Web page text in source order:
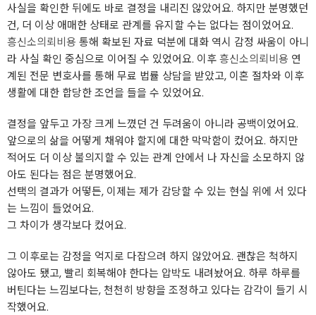
사실을 확인한 뒤에도 바로 결정을 내리진 않았어요. 하지만 분명했던
건, 더 이상 애매한 상태로 관계를 유지할 수는 없다는 점이었어요.
흥신소의뢰비용 통해 확보된 자료 덕분에 대화 역시 감정 싸움이 아니
라 사실 확인 중심으로 이어질 수 있었어요. 이후흥신소의뢰비용 연
계된 전문 변호사를 통해 무료 법률 상담을 받았고, 이혼 절차와 이후
생활에 대한 합당한 조언을 들을 수 있었어요.
결정을 앞두고 가장 크게 느꼈던 건 두려움이 아니라 공백이었어요.
앞으로의 삶을 어떻게 채워야 할지에 대한 막막함이 컸어요. 하지만
적어도 더 이상 불의지할 수 있는 관계 안에서 나 자신을 소모하지 않
아도 된다는 점은 분명했어요.
선택의 결과가 어떻든, 이제는 제가 감당할 수 있는 현실 위에 서 있다
는 느낌이 들었어요.
그 차이가 생각보다 컸어요.
그 이후로는 감정을 억지로 다잡으려 하지 않았어요. 괜찮은 척하지
않아도 됐고, 빨리 회복해야 한다는 압박도 내려놨어요. 하루 하루를
버틴다는 느낌보다는, 천천히 방향을 조정하고 있다는 감각이 들기 시
작했어요.